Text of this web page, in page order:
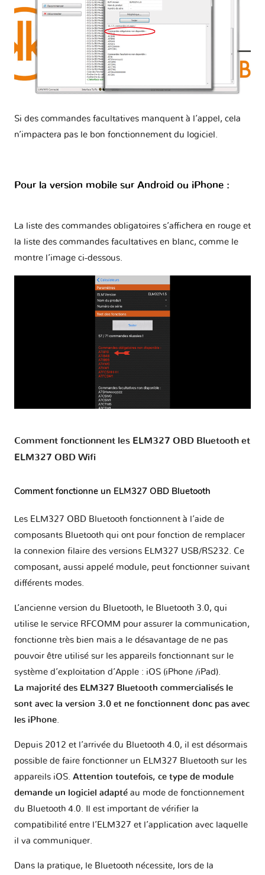
Si des commandes facultatives manquent à l’appel, cela
n’impactera pas le bon fonctionnement du logiciel.
Pour la version mobile sur Android ou iPhone :
La liste des commandes obligatoires s’affichera en rouge et
la liste des commandes facultatives en blanc, comme le
montre l’image ci-dessous.
Comment fonctionnent les ELM327 OBD Bluetooth et
ELM327 OBD Wifi
Comment fonctionne un ELM327 OBD Bluetooth
Les ELM327 OBD Bluetooth fonctionnent à l’aide de
composants Bluetooth qui ont pour fonction de remplacer
la connexion filaire des versions ELM327 USB/RS232. Ce
composant, aussi appelé module, peut fonctionner suivant
différents modes.
L’ancienne version du Bluetooth, le Bluetooth 3.0, qui
utilise le service RFCOMM pour assurer la communication,
fonctionne très bien mais a le désavantage de ne pas
pouvoir être utilisé sur les appareils fonctionnant sur le
système d’exploitation d’Apple : iOS (iPhone /iPad).
La majorité des ELM327 Bluetooth commercialisés le
sont avec la version 3.0 et ne fonctionnent donc pas avec
les iPhone
Depuis 2012 et l’arrivée du Bluetooth 4.0, il est désormais
possible de faire fonctionner un ELM327 Bluetooth sur les
appareils iOS. Attention toutefois, ce type de module
demande un logiciel adapté au mode de fonctionnement
du Bluetooth 4.0. Il est important de vérifier la
compatibilité entre l’ELM327 et l’application avec laquelle
il va communiquer.
Dans la pratique, le Bluetooth nécessite, lors de la